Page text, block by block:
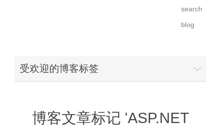
search
blog
受欢迎的博客标签
博客文章标记 'ASP.NET